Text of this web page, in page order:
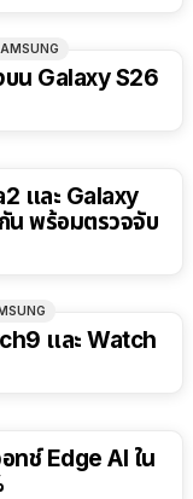
น Galaxy S26
และ Galaxy
น พร้อมตรวจจับ
และ Watch
ทช์ Edge AI ใน